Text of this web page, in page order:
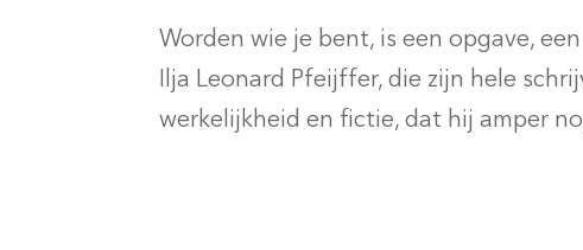
Worden wie je bent, is een opgave,
Ilja Leonard Pfeijffer, die zijn hele
werkelijkheid en fictie, dat hij amper